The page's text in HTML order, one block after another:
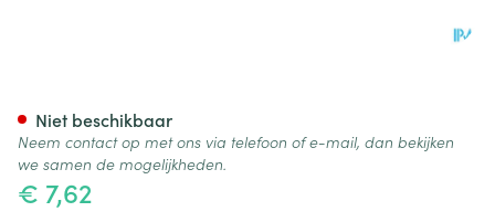
€ 7,62
Niet beschikbaar
Neem contact op met ons via telefoon of e-mail, dan bekijken
we samen de mogelijkheden.